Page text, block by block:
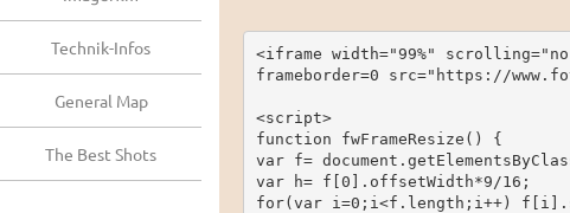
Technik-Infos
General Map
The Best Shots
<iframe width="99%"
frameborder=0 src="https://
<script>
function fwFrameResize() {
var f=
var h= f[0].offsetWidth*9/16;
for(var i=0;i<f.length;i++)